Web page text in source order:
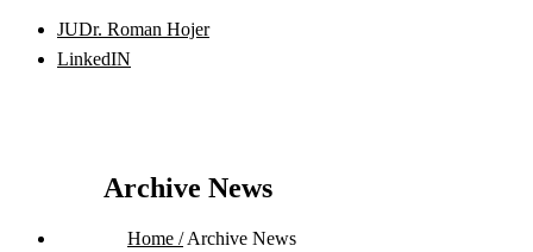
JUDr. Roman Hojer
LinkedIN
Archive News
Home /Archive News